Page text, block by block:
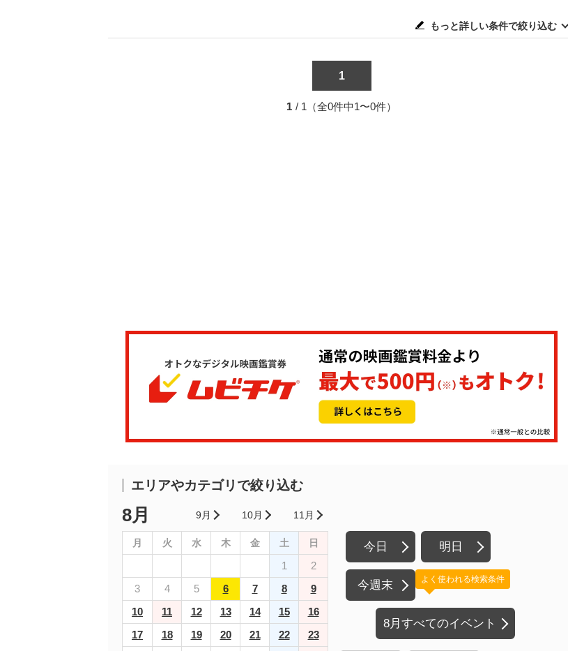
もっと詳しい条件で絞り込む
1
1 / 1（全0件中1〜0件）
エリアやカテゴリで絞り込む
8月 9月 10月 11月
月 火 水 木 金 土 日
1
2
3
4 5 6 7 8
9
10
11 12 13 14 15
16
17
18 19 20 21 22
23
今日 明日
今週末
8月すべてのイベント
よく使われる検索条件